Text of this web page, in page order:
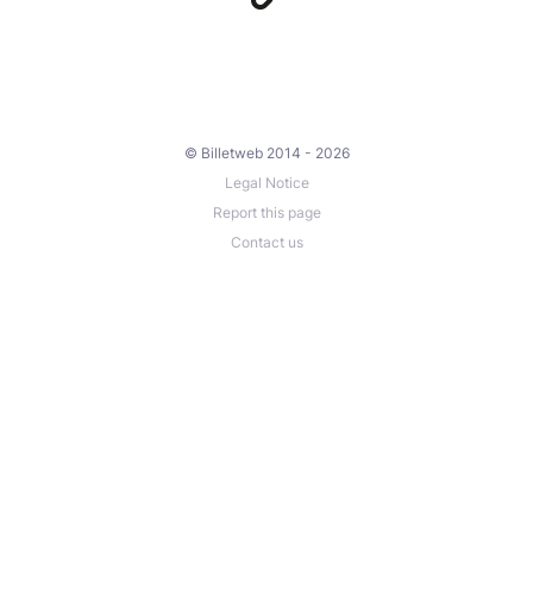
© Billetweb 2014 - 2026
Legal Notice
Report this page
Contact us